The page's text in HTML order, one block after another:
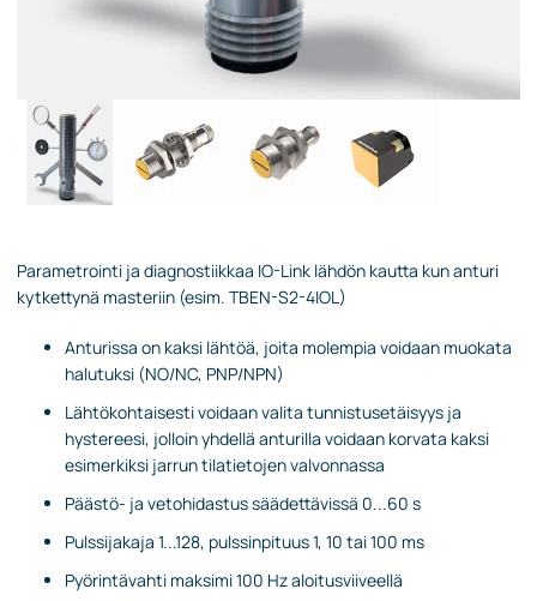
Parametrointi ja diagnostiikkaa IO-Link lähdön kautta kun anturi
kytkettynä masteriin (esim. TBEN-S2-4IOL)
Anturissa on kaksi lähtöä, joita molempia voidaan muokata
halutuksi (NO/NC, PNP/NPN)
Lähtökohtaisesti voidaan valita tunnistusetäisyys ja
hystereesi, jolloin yhdellä anturilla voidaan korvata kaksi
esimerkiksi jarrun tilatietojen valvonnassa
Päästö- ja vetohidastus säädettävissä 0...60 s
Pulssijakaja 1...128, pulssinpituus 1, 10 tai 100 ms
Pyörintävahti maksimi 100 Hz aloitusviiveellä